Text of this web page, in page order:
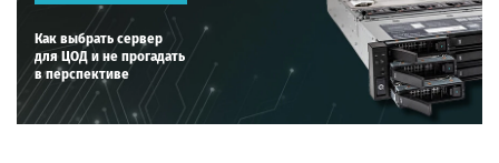
Как выбрать сервер
для ЦОД и не прогадать
в перспективе